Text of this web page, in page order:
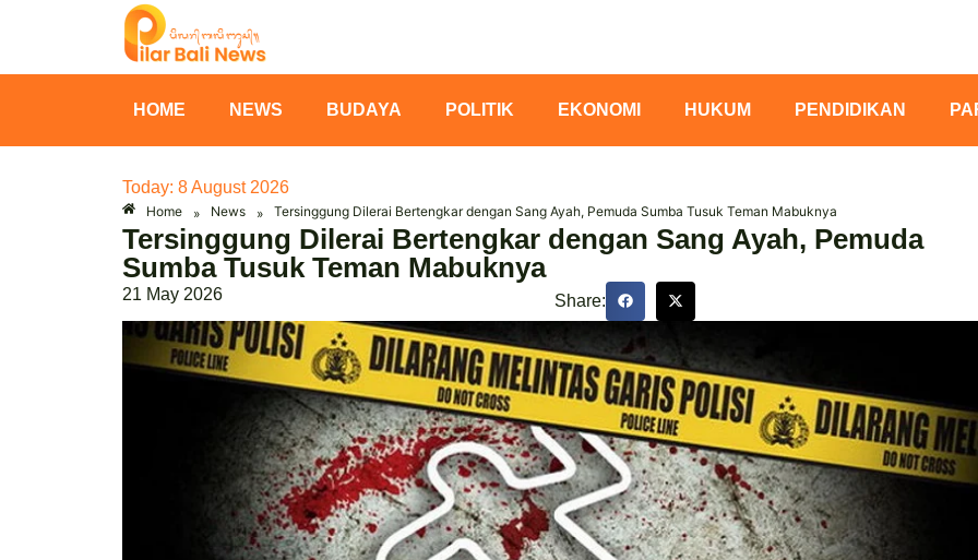
HOME NEWS BUDAYA POLITIK EKONOMI HUKUM PENDIDIKAN
Today: 8 August 2026
Home » News » Tersinggung Dilerai Bertengkar dengan Sang Ayah, Pemuda Sumba Tusuk Teman Mabuknya
Tersinggung Dilerai Bertengkar dengan Sang Ayah, Pemuda
Sumba Tusuk Teman Mabuknya
21 May 2026 Share: